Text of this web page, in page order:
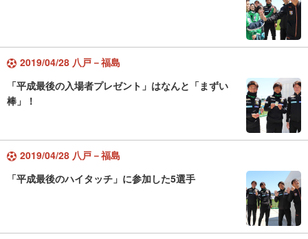
2019/04/28 八戸－福島
「平成最後の入場者プレゼント」はなんと「まずい
棒」！
2019/04/28 八戸－福島
「平成最後のハイタッチ」に参加した5選手